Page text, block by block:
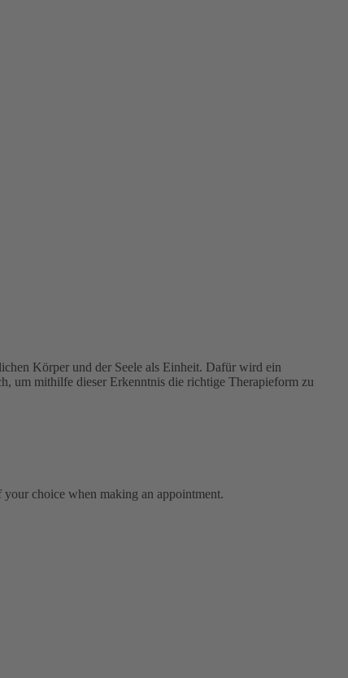
Körper und der Seele als Einheit. Dafür wird ein
um mithilfe dieser Erkenntnis die richtige Therapieform zu
choice when making an appointment.